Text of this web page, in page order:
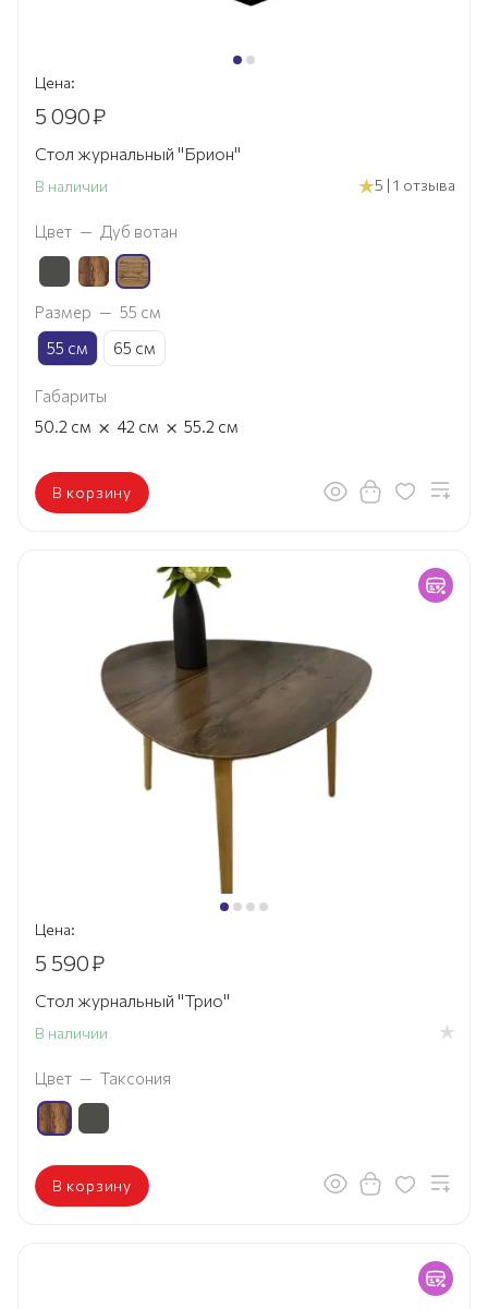
Цена:
5 090₽
Стол журнальный "Брион"
В наличии 5 | 1 отзыва
Цвет — Дуб вотан
Размер — 55 см
55 см
65 см
Габариты
50.2 см × 42 см × 55.2 см
В корзину
Цена:
5 590₽
Стол журнальный "Трио"
В наличии
Цвет — Таксония
В корзину